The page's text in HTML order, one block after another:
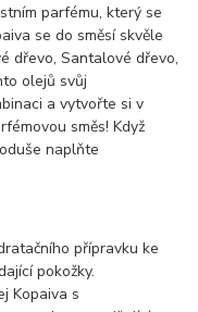
parfému, který se
se do směsí skvěle
dřevo, Santalové dřevo,
olejů svůj
a vytvořte si v
směs! Když
naplňte
přípravku ke
pokožky.
Kopaiva s